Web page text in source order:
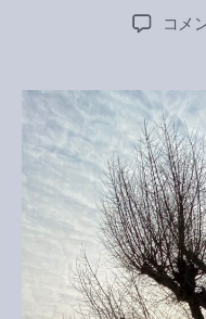
author
大
剪
定
へ
の
コメ